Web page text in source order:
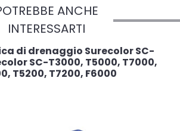
ANCHE
INTERESSARTI
di drenaggio Surecolor SC-
SC-T3000, T5000, T7000,
T5200, T7200, F6000